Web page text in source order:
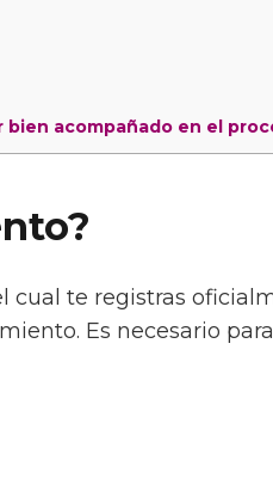
bien acompañado en el
cual te registras
Es necesario